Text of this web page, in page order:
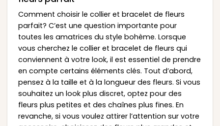
Comment choisir le collier et bracelet de fleurs
parfait? C’est une question importante pour
toutes les amatrices du style bohème. Lorsque
vous cherchez le collier et bracelet de fleurs qui
conviennent à votre look, il est essentiel de prendre
en compte certains éléments clés. Tout d’abord,
pensez à la taille et à la longueur des fleurs. Si vous
souhaitez un look plus discret, optez pour des
fleurs plus petites et des chaînes plus fines. En
revanche, si vous voulez attirer l’attention sur votre